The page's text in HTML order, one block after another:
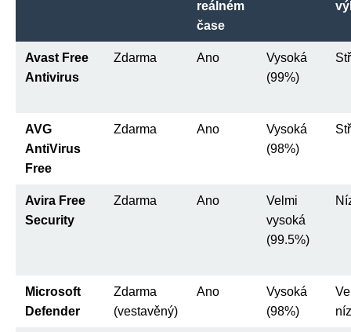
reálném
čase
Avast Free
Antivirus
Zdarma Ano
Vysoká
(99%)
AVG
AntiVirus
Free
Zdarma Ano
Vysoká
(98%)
Avira Free
Security
Zdarma Ano
Velmi
vysoká
(99.5%)
Microsoft
Defender
Zdarma
(vestavěný)
Ano
Vysoká
(98%)